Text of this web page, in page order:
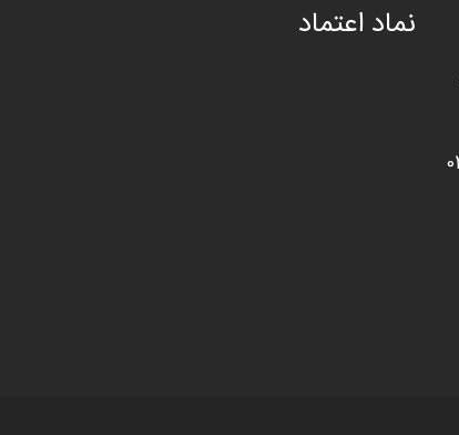
نماد اعتماد